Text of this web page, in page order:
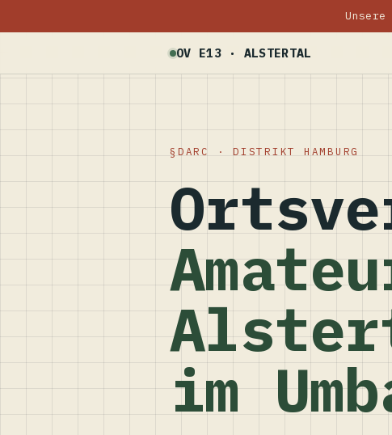
Unsere
OV E13 · ALSTERTAL
DARC · DISTRIKT HAMBURG
im